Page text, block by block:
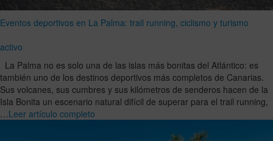
Eventos deportivos en La Palma: trail running, ciclismo y turismo
activo
La Palma no es solo una de las islas más bonitas del Atlántico: es
también uno de los destinos deportivos más completos de Canarias.
Sus volcanes, sus cumbres y sus kilómetros de senderos hacen de la
Isla Bonita un escenario natural difícil de superar para el trail running,
…Leer artículo completo